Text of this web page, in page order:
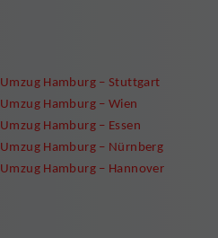
Umzug Hamburg – Stuttgart
Umzug Hamburg – Wien
Umzug Hamburg – Essen
Umzug Hamburg – Nürnberg
Umzug Hamburg – Hannover